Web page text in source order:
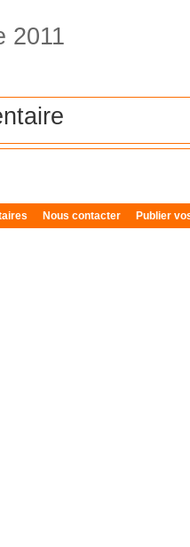
2011
Nous contacter Publier